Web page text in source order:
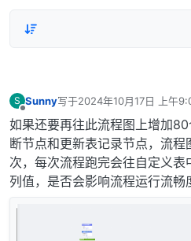
S
离线
Sunny写于2024年10月17日 上午
最后由 编辑
如果还要再往此流程图上增加
断节点和更新表记录节点，流
次，每次流程跑完会往自定义
列值，是否会影响流程运行流畅